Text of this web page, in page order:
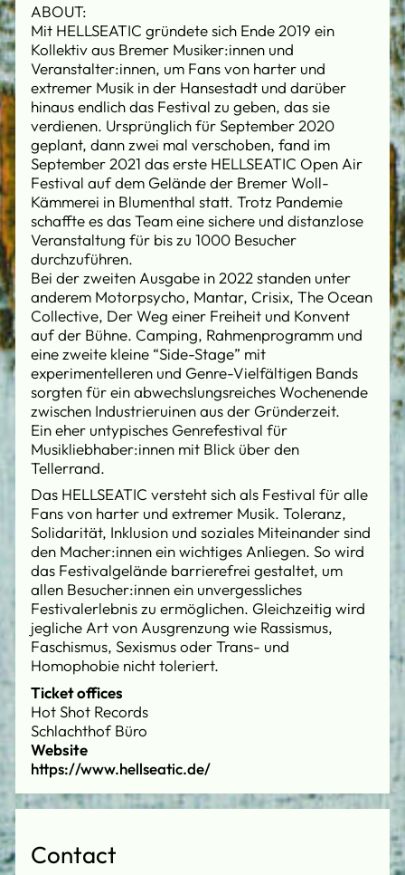
ABOUT:
Mit HELLSEATIC gründete sich Ende 2019 ein
Kollektiv aus Bremer Musiker:innen und
Veranstalter:innen, um Fans von harter und
extremer Musik in der Hansestadt und darüber
hinaus endlich das Festival zu geben, das sie
verdienen. Ursprünglich für September 2020
geplant, dann zwei mal verschoben, fand im
September 2021 das erste HELLSEATIC Open Air
Festival auf dem Gelände der Bremer Woll-
Kämmerei in Blumenthal statt. Trotz Pandemie
schaffte es das Team eine sichere und distanzlose
Veranstaltung für bis zu 1000 Besucher
durchzuführen.
Bei der zweiten Ausgabe in 2022 standen unter
anderem Motorpsycho, Mantar, Crisix, The Ocean
Collective, Der Weg einer Freiheit und Konvent
auf der Bühne. Camping, Rahmenprogramm und
eine zweite kleine “Side-Stage” mit
experimentelleren und Genre-Vielfältigen Bands
sorgten für ein abwechslungsreiches Wochenende
zwischen Industrieruinen aus der Gründerzeit.
Ein eher untypisches Genrefestival für
Musikliebhaber:innen mit Blick über den
Tellerrand.
Das HELLSEATIC versteht sich als Festival für alle
Fans von harter und extremer Musik. Toleranz,
Solidarität, Inklusion und soziales Miteinander sind
den Macher:innen ein wichtiges Anliegen. So wird
das Festivalgelände barrierefrei gestaltet, um
allen Besucher:innen ein unvergessliches
Festivalerlebnis zu ermöglichen. Gleichzeitig wird
jegliche Art von Ausgrenzung wie Rassismus,
Faschismus, Sexismus oder Trans- und
Homophobie nicht toleriert.
Ticket offices
Hot Shot Records
Schlachthof Büro
Website
https://www.hellseatic.de/
Contact